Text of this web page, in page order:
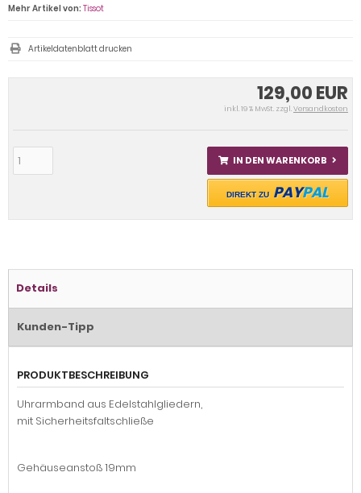
129,00 EUR
inkl. 19 % MwSt. zzgl.Versandkosten
IN DEN WARENKORB
DIREKT ZU PAYPAL
Mehr Artikel von: Tissot
Artikeldatenblatt drucken
Details
Kunden-Tipp
PRODUKTBESCHREIBUNG
Uhrarmband aus Edelstahlgliedern,
mit Sicherheitsfaltschließe
Gehäuseanstoß 19mm